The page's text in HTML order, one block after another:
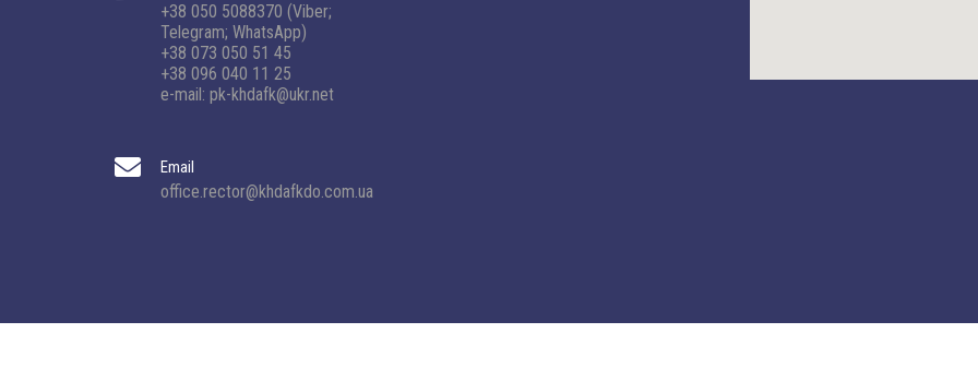
+38 050 5088370 (Viber;
Telegram; WhatsApp)
+38 073 050 51 45
+38 096 040 11 25
e-mail: pk-khdafk@ukr.net
Email
office.rector@khdafkdo.com.ua